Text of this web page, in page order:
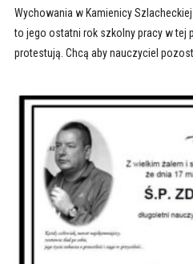
Wychowania w Kamienicy
to jego ostatni rok szkolny pracy w tej
protestują. Chcą aby nauczyciel